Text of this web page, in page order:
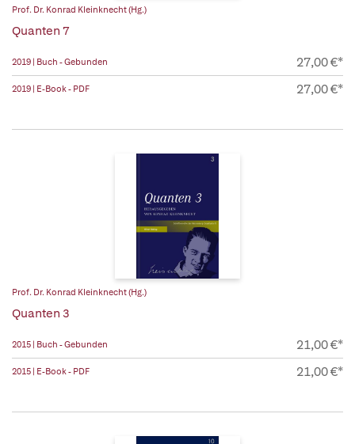
Prof. Dr. Konrad Kleinknecht (Hg.)
Quanten 7
2019 | Buch - Gebunden 27,00 €*
2019 | E-Book - PDF 27,00 €*
Prof. Dr. Konrad Kleinknecht (Hg.)
Quanten 3
2015 | Buch - Gebunden 21,00 €*
2015 | E-Book - PDF 21,00 €*